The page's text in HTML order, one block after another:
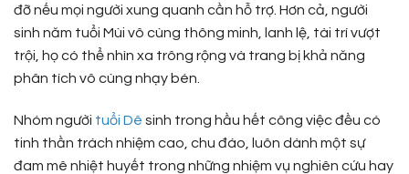
đỡ nếu mọi người xung quanh cần hỗ trợ. Hơn cả, người
sinh năm tuổi Mùi vô cùng thông minh, lanh lệ, tài trí vượt
trội, họ có thể nhìn xa trông rộng và trang bị khả năng
phân tích vô cùng nhạy bén.
Nhóm người tuổi Dê sinh trong hầu hết công việc đều có
tinh thần trách nhiệm cao, chu đáo, luôn dành một sự
đam mê nhiệt huyết trong những nhiệm vụ nghiên cứu hay